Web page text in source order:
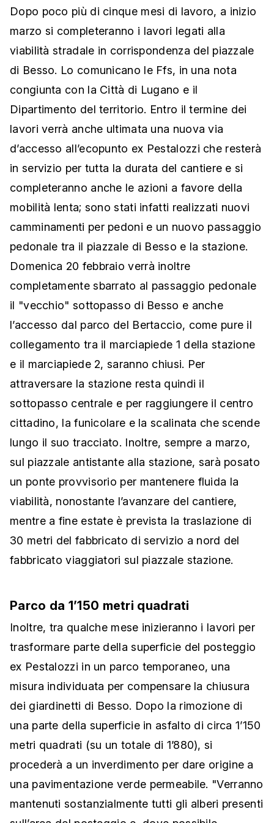
Dopo poco più di cinque mesi di lavoro, a inizio
marzo si completeranno i lavori legati alla
viabilità stradale in corrispondenza del piazzale
di Besso. Lo comunicano le Ffs, in una nota
congiunta con la Città di Lugano e il
Dipartimento del territorio. Entro il termine dei
lavori verrà anche ultimata una nuova via
d’accesso all’ecopunto ex Pestalozzi che resterà
in servizio per tutta la durata del cantiere e si
completeranno anche le azioni a favore della
mobilità lenta; sono stati infatti realizzati nuovi
camminamenti per pedoni e un nuovo passaggio
pedonale tra il piazzale di Besso e la stazione.
Domenica 20 febbraio verrà inoltre
completamente sbarrato al passaggio pedonale
il "vecchio" sottopasso di Besso e anche
l’accesso dal parco del Bertaccio, come pure il
collegamento tra il marciapiede 1 della stazione
e il marciapiede 2, saranno chiusi. Per
attraversare la stazione resta quindi il
sottopasso centrale e per raggiungere il centro
cittadino, la funicolare e la scalinata che scende
lungo il suo tracciato. Inoltre, sempre a marzo,
sul piazzale antistante alla stazione, sarà posato
un ponte provvisorio per mantenere fluida la
viabilità, nonostante l’avanzare del cantiere,
mentre a fine estate è prevista la traslazione di
30 metri del fabbricato di servizio a nord del
fabbricato viaggiatori sul piazzale stazione.
Parco da 1’150 metri quadrati
Inoltre, tra qualche mese inizieranno i lavori per
trasformare parte della superficie del posteggio
ex Pestalozzi in un parco temporaneo, una
misura individuata per compensare la chiusura
dei giardinetti di Besso. Dopo la rimozione di
una parte della superficie in asfalto di circa 1’150
metri quadrati (su un totale di 1’880), si
procederà a un inverdimento per dare origine a
una pavimentazione verde permeabile. "Verranno
mantenuti sostanzialmente tutti gli alberi presenti